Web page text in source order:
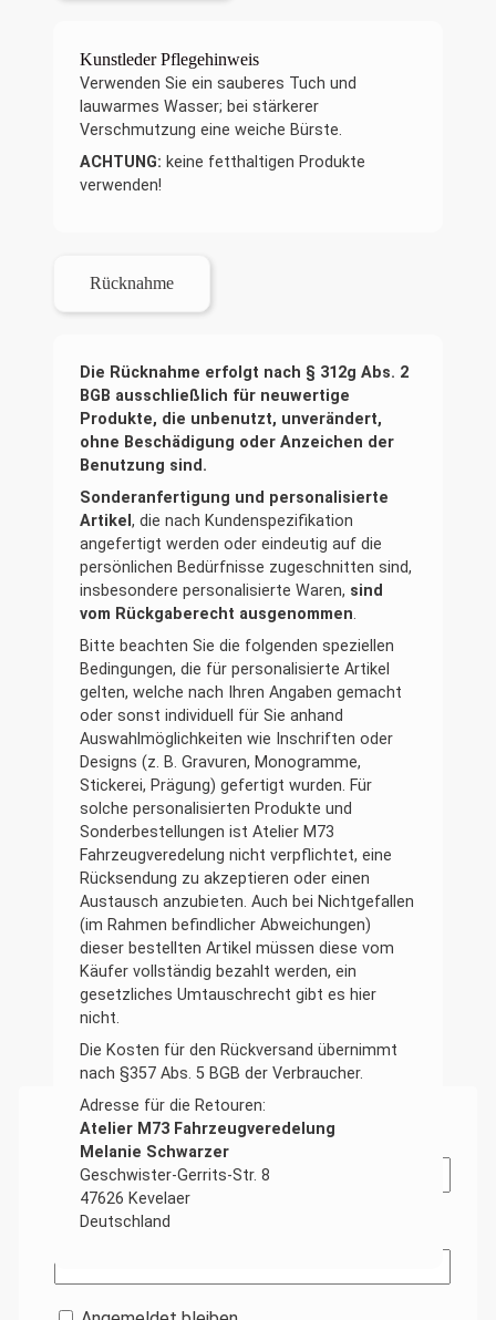
Kunstleder Pflegehinweis
Verwenden Sie ein sauberes Tuch und
lauwarmes Wasser; bei stärkerer
Verschmutzung eine weiche Bürste.
ACHTUNG: keine fetthaltigen Produkte
verwenden!
Rücknahme
Die Rücknahme erfolgt nach § 312g Abs. 2
BGB ausschließlich für neuwertige
Produkte, die unbenutzt, unverändert,
ohne Beschädigung oder Anzeichen der
Benutzung sind.
Sonderanfertigung und personalisierte
Artikel , die nach Kundenspezifikation
angefertigt werden oder eindeutig auf die
persönlichen Bedürfnisse zugeschnitten sind,
insbesondere personalisierte Waren, sind
vom Rückgaberecht ausgenommen.
Bitte beachten Sie die folgenden speziellen
Bedingungen, die für personalisierte Artikel
gelten, welche nach Ihren Angaben gemacht
oder sonst individuell für Sie anhand
Auswahlmöglichkeiten wie Inschriften oder
Designs (z. B. Gravuren, Monogramme,
Stickerei, Prägung) gefertigt wurden. Für
solche personalisierten Produkte und
Sonderbestellungen ist Atelier M73
Fahrzeugveredelung nicht verpflichtet, eine
Rücksendung zu akzeptieren oder einen
Austausch anzubieten. Auch bei Nichtgefallen
(im Rahmen befindlicher Abweichungen)
dieser bestellten Artikel müssen diese vom
Käufer vollständig bezahlt werden, ein
gesetzliches Umtauschrecht gibt es hier
nicht.
Die Kosten für den Rückversand übernimmt
nach §357 Abs. 5 BGB der Verbraucher.
Adresse für die Retouren:
Atelier M73 Fahrzeugveredelung
Melanie Schwarzer
Geschwister-Gerrits-Str. 8
47626 Kevelaer
Deutschland
Benutzername oder E-Mail-Adresse
Passwort